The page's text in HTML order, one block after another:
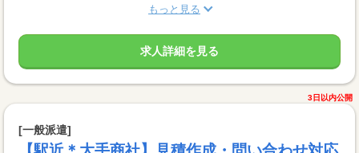
もっと見る
求人詳細を見る
3日以内公開
[一般派遣]